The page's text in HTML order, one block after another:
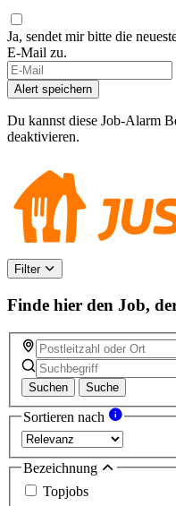
Ja, sendet mir bitte die
E-Mail zu.
Alert speichern
Du kannst diese Job-Alarm
deaktivieren.
Filter
Finde hier den Job,
Suchen Suche
Sortieren nach
Bezeichnung
Topjobs